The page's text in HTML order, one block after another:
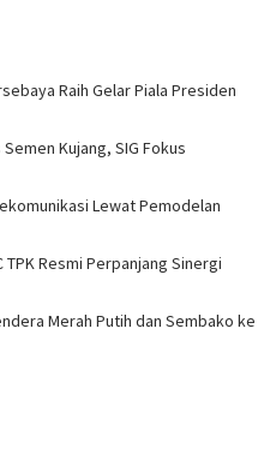
Raih Gelar Piala Presiden
Kujang, SIG Fokus
Lewat Pemodelan
Resmi Perpanjang Sinergi
Merah Putih dan Sembako ke